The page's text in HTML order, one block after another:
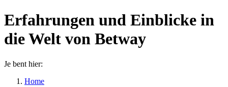
Erfahrungen und Einblicke in
die Welt von Betway
Je bent hier:
Home